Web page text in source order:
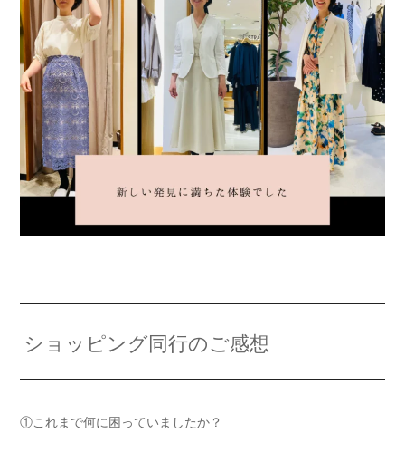
ショッピング同行のご感想
①これまで何に困っていましたか？